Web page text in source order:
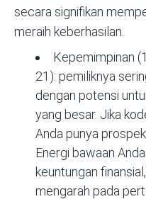
secara signifikan
meraih keberhasilan.
Kepemimpinan
21): pemiliknya
dengan potensi
yang besar. Jika
Anda punya
Energi bawaan
keuntungan
mengarah pada